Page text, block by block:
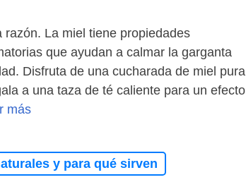
razón. La miel tiene propiedades
que ayudan a calmar la garganta
Disfruta de una cucharada de miel pura
a una taza de té caliente para un efecto
más
y para qué sirven